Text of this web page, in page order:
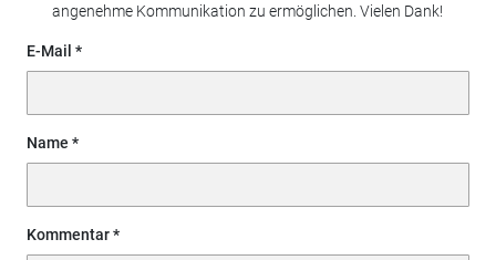
angenehme Kommunikation zu ermöglichen. Vielen Dank!
E-Mail
Name
Kommentar